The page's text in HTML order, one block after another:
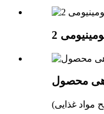
2
محصول
مواد غذایی)